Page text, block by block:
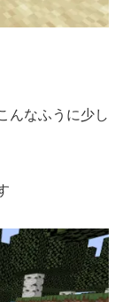
んなふうに少し